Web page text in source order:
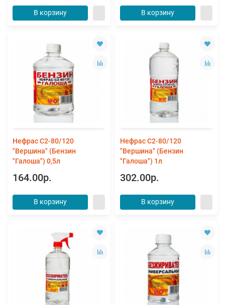
В корзину В корзину
Нефрас С2-80/120
"Вершина" (Бензин
"Галоша") 0,5л
164.00р.
В корзину
Нефрас С2-80/120
"Вершина" (Бензин
"Галоша") 1л
302.00р.
В корзину